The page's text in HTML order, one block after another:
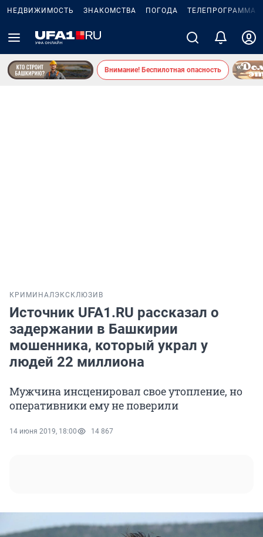
НЕДВИЖИМОСТЬ ЗНАКОМСТВА ПОГОДА ТЕЛЕПРОГРАММА
Внимание! Беспилотная опасность
КРИМИНАЛ ЭКСКЛЮЗИВ
Источник UFA1.RU рассказал о
задержании в Башкирии
мошенника, который украл у
людей 22 миллиона
Мужчина инсценировал свое утопление, но
оперативники ему не поверили
14 июня 2019, 18:00 14 867